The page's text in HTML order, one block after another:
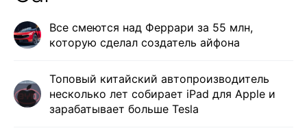
Все смеются над Феррари за 55 млн,
которую сделал создатель айфона
Топовый китайский автопроизводитель
несколько лет собирает iPad для Apple и
зарабатывает больше Tesla